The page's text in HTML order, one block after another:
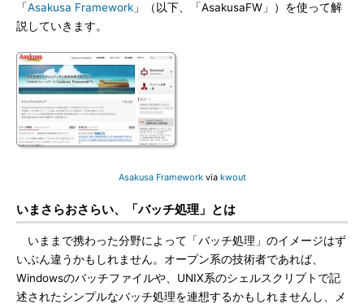
「Asakusa Framework 」（以下、「AsakusaFW」）を使って解
説していきます。
Asakusa Frameworkvia kwout
いまさらおさらい、「バッチ処理」とは
いままで携わった分野によって「バッチ処理」のイメージはず
いぶん違うかもしれません。オープン系の技術者であれば、
Windowsのバッチファイルや、UNIX系のシェルスクリプトで記
述されたシンプルなバッチ処理を連想するかもしれませんし、メ